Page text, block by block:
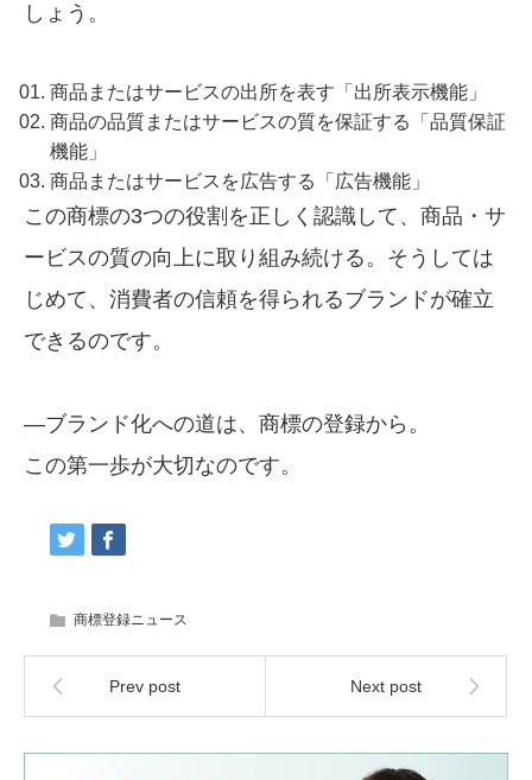
しょう。
商品またはサービスの出所を表す「出所表示機能」
商品の品質またはサービスの質を保証する「品質保証
機能」
商品またはサービスを広告する「広告機能」
この商標の3つの役割を正しく認識して、商品・サ
ービスの質の向上に取り組み続ける。そうしては
じめて、消費者の信頼を得られるブランドが確立
できるのです。
―ブランド化への道は、商標の登録から。
この第一歩が大切なのです。
商標登録ニュース
Prev post Next post